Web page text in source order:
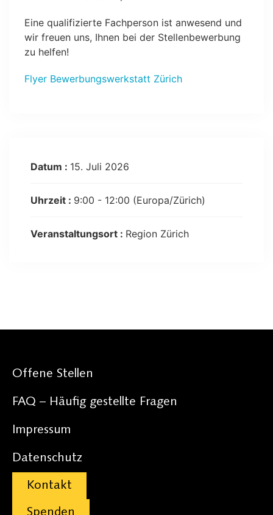
Eine qualifizierte Fachperson ist anwesend und
wir freuen uns, Ihnen bei der Stellenbewerbung
zu helfen!
Flyer Bewerbungswerkstatt Zürich
Datum : 15. Juli 2026
Uhrzeit : 9:00 - 12:00 (Europa/Zürich)
Veranstaltungsort : Region Zürich
Offene Stellen
FAQ – Häufig gestellte Fragen
Impressum
Datenschutz
Kontakt
Spenden